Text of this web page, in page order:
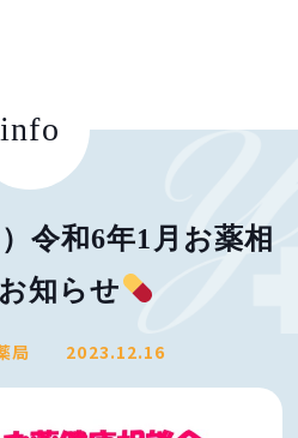
info
令和6年1月お薬相
知らせ
局 2023.12.16